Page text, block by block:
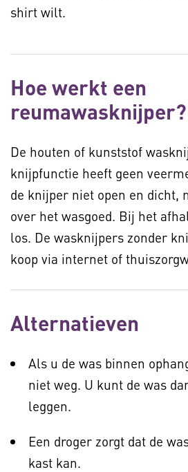
shirt wilt.
Hoe werkt een
reumawasknijper?
De houten of kunststof
knijpfunctie heeft geen
de knijper niet open en dicht,
over het wasgoed. Bij het
los. De wasknijpers zonder
koop via internet of
Alternatieven
Als u de was binnen
niet weg. U kunt de was
leggen.
Een droger zorgt dat de
kast kan.